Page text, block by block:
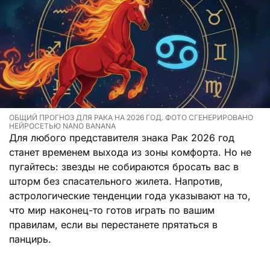
ОБЩИЙ ПРОГНОЗ ДЛЯ РАКА НА 2026 ГОД. ФОТО СГЕНЕРИРОВАНО
НЕЙРОСЕТЬЮ NANO BANANA
Для любого представителя знака Рак 2026 год
станет временем выхода из зоны комфорта. Но не
пугайтесь: звезды не собираются бросать вас в
шторм без спасательного жилета. Напротив,
астрологические тенденции года указывают на то,
что мир наконец-то готов играть по вашим
правилам, если вы перестанете прятаться в
панцирь.